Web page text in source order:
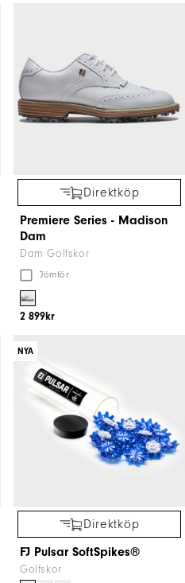
Direktköp
Premiere Series - Madison
Dam
Dam Golfskor
Jömför
2 899kr
NYA
Direktköp
FJ Pulsar SoftSpikes®
Golfskor